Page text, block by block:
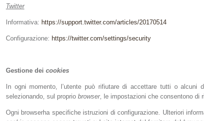
Twitter
Informativa: https://support.twitter.com/articles/20170514
Configurazione: https://twitter.com/settings/security
Gestione dei cookies
In ogni momento, l’utente può rifiutare di accettare tutti o alcuni
selezionando, sul proprio browser, le impostazioni che consentono di
Ogni browserha specifiche istruzioni di configurazione. Ulteriori